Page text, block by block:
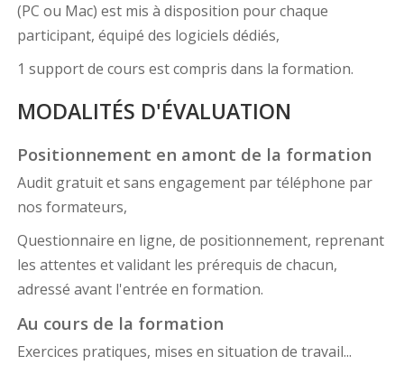
(PC ou Mac) est mis à disposition pour chaque
participant, équipé des logiciels dédiés,
1 support de cours est compris dans la formation.
MODALITÉS D'ÉVALUATION
Positionnement en amont de la formation
Audit gratuit et sans engagement par téléphone par
nos formateurs,
Questionnaire en ligne, de positionnement, reprenant
les attentes et validant les prérequis de chacun,
adressé avant l'entrée en formation.
Au cours de la formation
Exercices pratiques, mises en situation de travail...